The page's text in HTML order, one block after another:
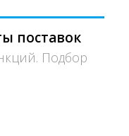
поставок
Подбор